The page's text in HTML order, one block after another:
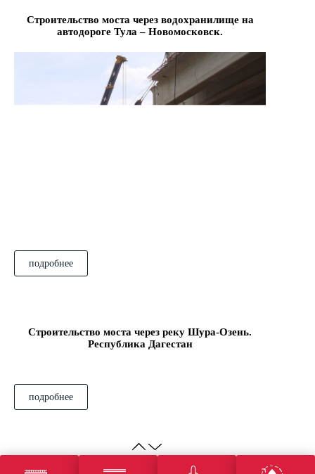
Строительство моста через водохранилище на
автодороге Тула – Новомосковск.
подробнее
Строительство моста через реку Шура-Озень.
Республика Дагестан
подробнее